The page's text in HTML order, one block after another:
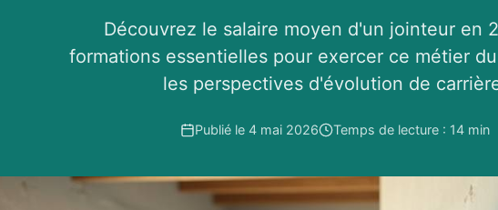
Découvrez le salaire moyen d'un jointeur en
formations essentielles pour exercer ce métier
les perspectives d'évolution de
Publié le 4 mai 2026 Temps de lecture : 14 min